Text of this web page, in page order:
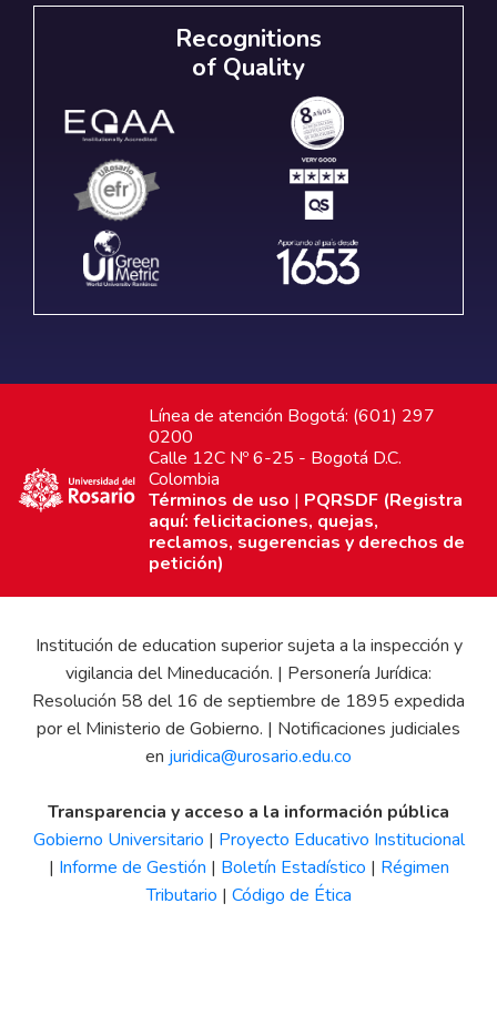
Recognitions
of Quality
Línea de atención Bogotá: (601) 297
0200
Calle 12C Nº 6-25 - Bogotá D.C.
Colombia
Términos de uso | PQRSDF (Registra
aquí: felicitaciones, quejas,
reclamos, sugerencias y derechos de
petición)
Institución de education superior sujeta a la inspección y
vigilancia del Mineducación. | Personería Jurídica:
Resolución 58 del 16 de septiembre de 1895 expedida
por el Ministerio de Gobierno. | Notificaciones judiciales
en juridica@urosario.edu.co
Transparencia y acceso a la información pública
Gobierno Universitario | Proyecto Educativo Institucional
| Informe de Gestión | Boletín Estadístico | Régimen
Tributario | Código de Ética